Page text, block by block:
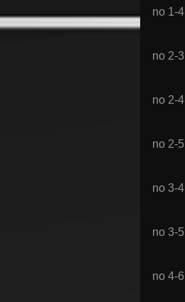
no 1-4
no 2-3
no 2-4
no 2-5
no 3-4
no 3-5
no 4-6